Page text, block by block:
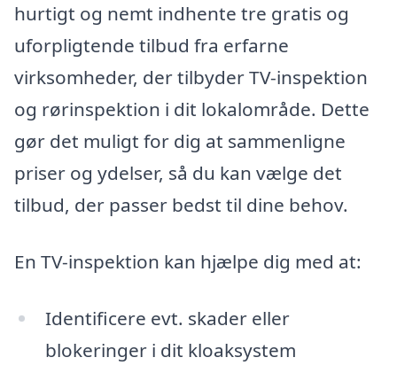
hurtigt og nemt indhente tre gratis og
uforpligtende tilbud fra erfarne
virksomheder, der tilbyder TV-inspektion
og rørinspektion i dit lokalområde. Dette
gør det muligt for dig at sammenligne
priser og ydelser, så du kan vælge det
tilbud, der passer bedst til dine behov.
En TV-inspektion kan hjælpe dig med at:
Identificere evt. skader eller
blokeringer i dit kloaksystem